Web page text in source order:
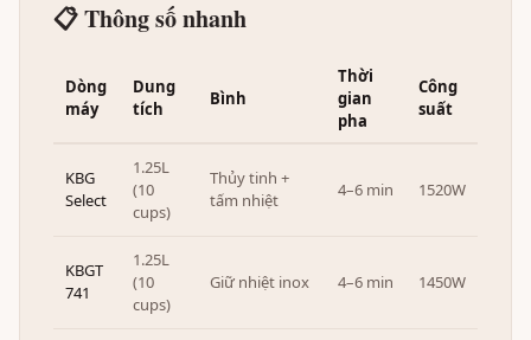
📋 Thông số nhanh
Dòng
máy
Dung
tích
Bình
Thời
gian
pha
Công
suất
KBG
Select
1.25L
(10
cups)
Thủy tinh +
tấm nhiệt
4–6 min 1520W
KBGT
741
1.25L
(10
cups)
Giữ nhiệt inox 4–6 min 1450W